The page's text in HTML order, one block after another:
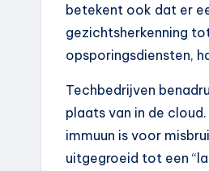
betekent ook dat er
gezichtsherkenning
opsporingsdiensten,
Techbedrijven
plaats van in de
immuun is voor
uitgegroeid tot een